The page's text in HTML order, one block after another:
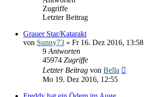
Zugriffe
Letzter Beitrag
Grauer Star/Katarakt
von Sunny73 » Fr 16. Dez 2016, 13:58
9 Antworten
45974 Zugriffe
Letzter Beitrag von Bella
Mo 19. Dez 2016, 12:55